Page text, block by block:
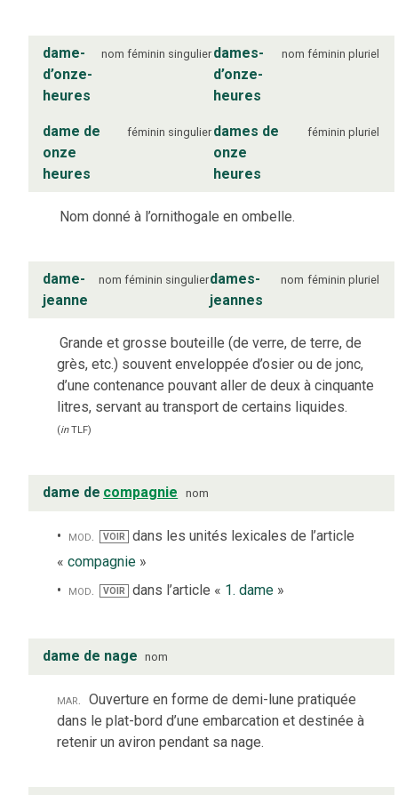
dame-
d’onze-
heures
nom féminin singulier dames-
d’onze-
heures
nom féminin pluriel
dame de
onze
heures
féminin singulier dames de
onze
heures
féminin pluriel
Nom donné à l’ornithogale en ombelle.
dame-
jeanne
nom féminin singulierdames-
jeannes
nom féminin pluriel
Grande et grosse bouteille (de verre, de terre, de
grès, etc.) souvent enveloppée d’osier ou de jonc,
d’une contenance pouvant aller de deux à cinquante
litres, servant au transport de certains liquides.
(inTLF)
dame de compagnie nom
mod. VOIR dans les unités lexicales de l’article
« compagnie »
mod.
VOIR dans l’article « 1. dame»
dame de nage nom
mar.
Ouverture en forme de demi-lune pratiquée
dans le plat-bord d’une embarcation et destinée à
retenir un aviron pendant sa nage.